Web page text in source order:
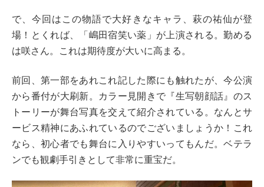
で、今回はこの物語で大好きなキャラ、萩の祐仙が登
場！とくれば、「嶋田宿笑い薬」が上演される。勤める
は咲さん。これは期待度が大いに高まる。
前回、第一部をあれこれ記した際にも触れたが、今公演
から番付が大刷新。カラー見開きで『生写朝顔話』のス
トーリーが舞台写真を交えて紹介されている。なんとサ
ービス精神にあふれているのでございましょうか！これ
なら、初心者でも舞台に入りやすいってもんだ。ベテラ
ンでも観劇手引きとして非常に重宝だ。